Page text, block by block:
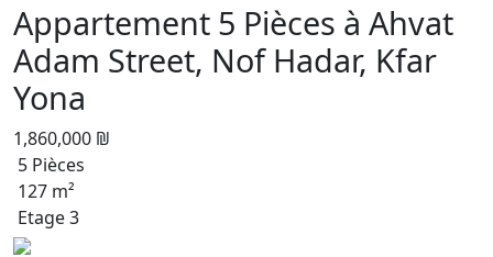
Appartement 5 Pièces à Ahvat
Adam Street, Nof Hadar, Kfar
Yona
1,860,000 ₪
5 Pièces
127 m²
Etage 3